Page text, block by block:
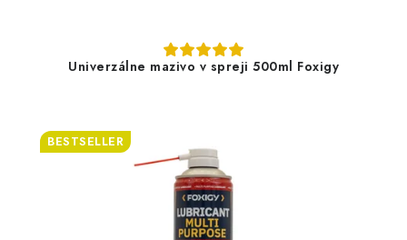
Univerzálne mazivo v spreji 500ml Foxigy
BESTSELLER